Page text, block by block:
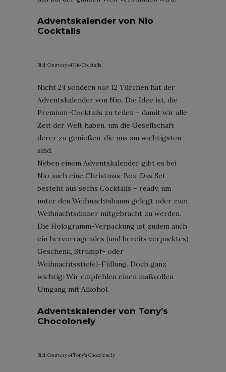
Adventskalender von Nio
Cocktails
Bild: Courtesy of Nio Cocktails
Nicht 24 sondern nur12 Türchen hat der
Adventskalender von Nio. Die Idee ist, die
Premium-Cocktails zu teilen – damit wir alle
Zeit der Welt haben, um die Gesellschaft
derer zu genießen, die uns am wichtigsten
sind.
Neben einem Adventskalender gibt es bei
Nio auch eine Christmas-Box: Das Set
besteht aus sechs Cocktails – ready, um
unter den Weihnachtsbaum gelegt oder zum
Weihnachtsdinner mitgebracht zu werden.
Die Hologramm-Verpackung ist zudem auch
ein hervorragendes (und bereits verpacktes)
Geschenk, Strumpf- oder
Weihnachtsstiefel-Füllung. Doch ganz
wichtig: Wir empfehlen einen maßvollen
Umgang mit Alkohol.
Adventskalender von Tony’s
Chocolonely
Bild: Courtesy of Tony’s Chocolonely